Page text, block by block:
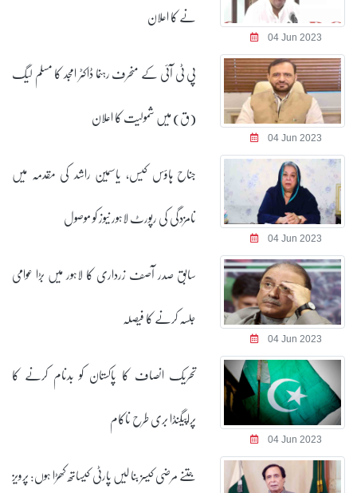
نے کا اعلان
پی ٹی آئی کے منحرف رہنما ڈاکٹر امجد کا مسلم لیگ
(ق) میں شمولیت کا اعلان
جناح ہاؤس کیس، یاسمین راشد کی مقدمہ میں
نامزدگی کی رپورٹ لاہور نیوز کو موصول
سابق صدر آصف زرداری کا لاہور میں بڑا عوامی
جلسہ کرنے کا فیصلہ
تحریک انصاف کا پاکستان کو بدنام کرنے کا
پراپیگنڈا بری طرح ناکام
جتنے مرضی کیسز بنا لیں پارٹی کیساتھ کھڑا ہوں: پرویز